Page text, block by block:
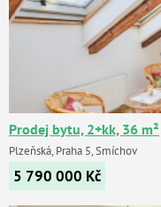
Prodej bytu, 2+kk, 36 m²
Plzeňská, Praha 5, Smíchov
5 790 000 Kč